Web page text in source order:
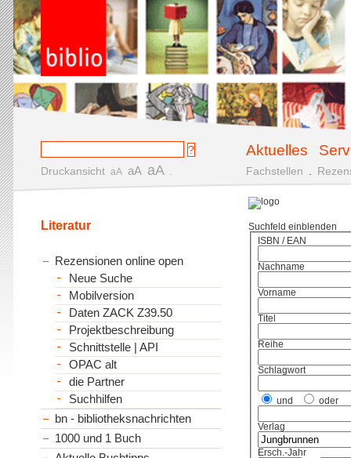
Aktuelles
Druckansicht aA aA aA Fachstellen
Suchfeld einblenden
ISBN / EAN
Nachname
Vorname
Titel
Reihe
Schlagwort
und oder
Verlag
Ersch.-Jahr
Literatur
Rezensionen online open
Neue Suche
Mobilversion
Daten ZACK Z39.50
Projektbeschreibung
Schnittstelle | API
OPAC alt
die Partner
Suchhilfen
bn - bibliotheksnachrichten
1000 und 1 Buch